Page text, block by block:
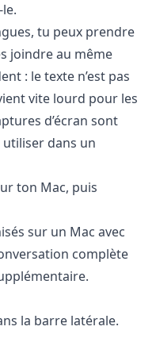
tu peux prendre
joindre au même
: le texte n’est pas
vite lourd pour les
d’écran sont
dans un
ton Mac, puis
sur un Mac avec
complète
la barre latérale.